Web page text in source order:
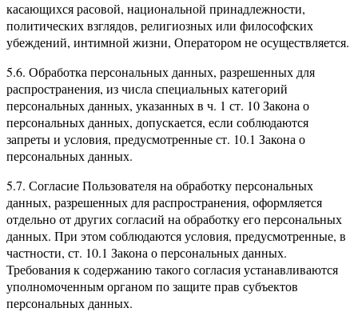
касающихся расовой, национальной принадлежности,
политических взглядов, религиозных или философских
убеждений, интимной жизни, Оператором не осуществляется.
5.6. Обработка персональных данных, разрешенных для
распространения, из числа специальных категорий
персональных данных, указанных в ч. 1 ст. 10 Закона о
персональных данных, допускается, если соблюдаются
запреты и условия, предусмотренные ст. 10.1 Закона о
персональных данных.
5.7. Согласие Пользователя на обработку персональных
данных, разрешенных для распространения, оформляется
отдельно от других согласий на обработку его персональных
данных. При этом соблюдаются условия, предусмотренные, в
частности, ст. 10.1 Закона о персональных данных.
Требования к содержанию такого согласия устанавливаются
уполномоченным органом по защите прав субъектов
персональных данных.